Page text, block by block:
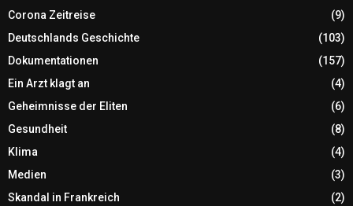
Corona Zeitreise
(9)
Deutschlands Geschichte
(103)
Dokumentationen
(157)
Ein Arzt klagt an
(4)
Geheimnisse der Eliten
(6)
Gesundheit
(8)
Klima
(4)
Medien
(3)
Skandal in Frankreich
(2)